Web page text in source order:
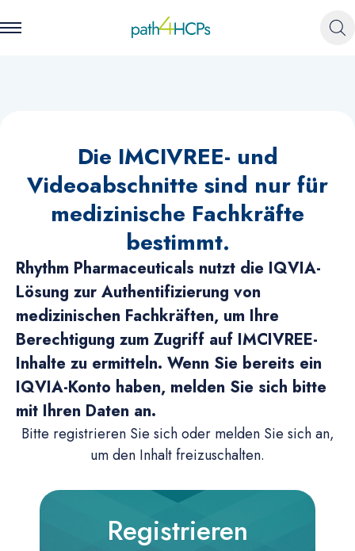
Die IMCIVREE- und
Videoabschnitte sind nur für
medizinische Fachkräfte
bestimmt.
Rhythm Pharmaceuticals nutzt die IQVIA-
Lösung zur Authentifizierung von
medizinischen Fachkräften, um Ihre
Berechtigung zum Zugriff auf IMCIVREE-
Inhalte zu ermitteln. Wenn Sie bereits ein
IQVIA-Konto haben, melden Sie sich bitte
mit Ihren Daten an.
Bitte registrieren Sie sich oder melden Sie sich an,
um den Inhalt freizuschalten.
Registrieren